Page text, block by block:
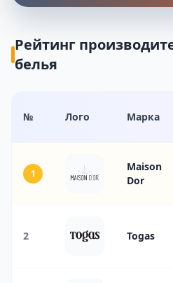
Рейтинг
белья
№ Лого Марка
1
Maison
Dor
2 Togas